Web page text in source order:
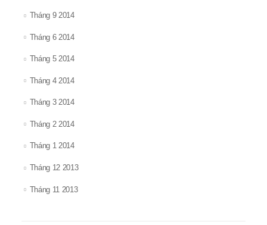
Tháng 9 2014
Tháng 6 2014
Tháng 5 2014
Tháng 4 2014
Tháng 3 2014
Tháng 2 2014
Tháng 1 2014
Tháng 12 2013
Tháng 11 2013